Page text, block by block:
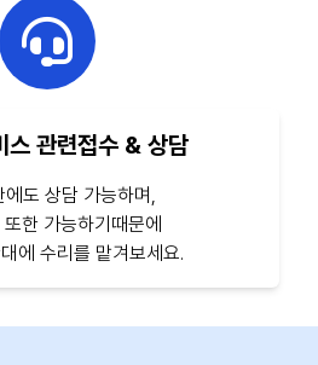
스 관련접수 & 상담
에도 상담 가능하며,
한 가능하기때문에
에 수리를 맡겨보세요.